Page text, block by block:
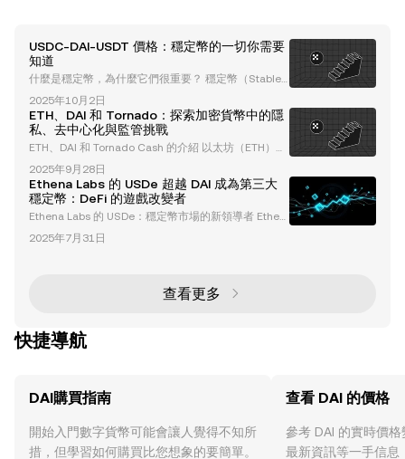
USDC-DAI-USDT 價格：穩定幣的一切你需要
知道
什麼是穩定幣，為什麼它們很重要？ 穩定幣（Stablec
oins），如 USDT 、 USDC 和 DAI ，是一種專門設計
用來保持價值穩定的加密貨幣類別。與比特幣或以太坊
等波動性較大的加密貨幣不同，穩定幣與法定貨幣（例
如美元）或其他資產掛鉤。這種穩定性使它們成為加密
貨幣生態系統的基石，提供可靠的交易媒介、價值儲存
手段以及對市場波動的對沖工具。 穩定幣的主要特點
掛鉤價值 ：穩定幣旨在與其基礎資產
2025年10月2日
ETH、DAI 和 Tornado：探索加密貨幣中的隱
私、去中心化與監管挑戰
ETH、DAI 和 Tornado Cash 的介紹 以太坊（ETH）、
DAI 和 Tornado Cash 是去中心化金融（DeFi）生態系
統中的重要組成部分，每個都具有獨特的用途。ETH
是以太坊區塊鏈的原生加密貨幣，用於支持交易和智能
合約。DAI 是一種與美元掛鉤的去中心化穩定幣，在波
動的市場中提供金融穩定性。Tornado Cash 是一個專
注於隱私的協議，增強了加密交易的匿名性。這三者共
2025年9月28日
Ethena Labs 的 USDe 超越 DAI 成為第三大
穩定幣：DeFi 的遊戲改變者
Ethena Labs 的 USDe：穩定幣市場的新領導者 Ethen
a Labs 在去中心化金融（DeFi）生態系統中崛起為一
股變革力量，其合成穩定幣 USDe 達成了一個重要里
其在 DeFi 領域日益增長的影響力。 USDe 的獨特之處
USDe 由比特幣（BTC）和以太坊（ETH）
2025年7月31日
查看更多
快捷導航
DAI購買指南
開始入門數字貨幣可能會讓人覺得不知所
措，但學習如何購買比您想象的要簡單。
查看 DAI 的價格
參考 DAI 的實時價
最新資訊等一手信息